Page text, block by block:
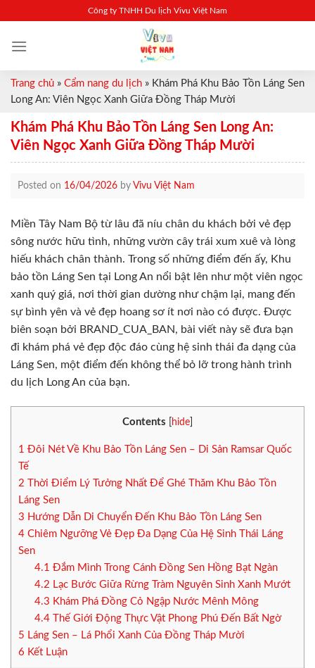
content
Công ty TNHH Du lịch Vivu Việt Nam
Trang chủ » Cẩm nang du lịch » Khám Phá Khu Bảo Tồn Láng Sen
Long An: Viên Ngọc Xanh Giữa Đồng Tháp Mười
Khám Phá Khu Bảo Tồn Láng Sen Long An:
Viên Ngọc Xanh Giữa Đồng Tháp Mười
Posted on 16/04/2026 by Vivu Việt Nam
Miền Tây Nam Bộ từ lâu đã níu chân du khách bởi vẻ đẹp
sông nước hữu tình, những vườn cây trái xum xuê và lòng
hiếu khách chân thành. Trong số những điểm đến ấy, Khu
bảo tồn Láng Sen tại Long An nổi bật lên như một viên ngọc
xanh quý giá, nơi thời gian dường như chậm lại, mang đến
sự bình yên và vẻ đẹp hoang sơ ít nơi nào có được. Được
biên soạn bởi BRAND_CUA_BAN, bài viết này sẽ đưa bạn
đi khám phá vẻ đẹp độc đáo cùng hệ sinh thái đa dạng của
Láng Sen, một điểm đến không thể bỏ lỡ trong hành trình
du lịch Long An của bạn.
Contents hide
1 Đôi Nét Về Khu Bảo Tồn Láng Sen – Di Sản Ramsar Quốc
Tế
2 Thời Điểm Lý Tưởng Nhất Để Ghé Thăm Khu Bảo Tồn
Láng Sen
3 Hướng Dẫn Di Chuyển Đến Khu Bảo Tồn Láng Sen
4 Chiêm Ngưỡng Vẻ Đẹp Đa Dạng Của Hệ Sinh Thái Láng
Sen
4.1 Đắm Mình Trong Cánh Đồng Sen Hồng Bạt Ngàn
4.2 Lạc Bước Giữa Rừng Tràm Nguyên Sinh Xanh Mướt
4.3 Khám Phá Đồng Cỏ Ngập Nước Mênh Mông
4.4Thế Giới Động Thực Vật Phong Phú Đến Bất Ngờ
5 Láng Sen – Lá Phổi Xanh Của Đồng Tháp Mười
6 Kết Luận